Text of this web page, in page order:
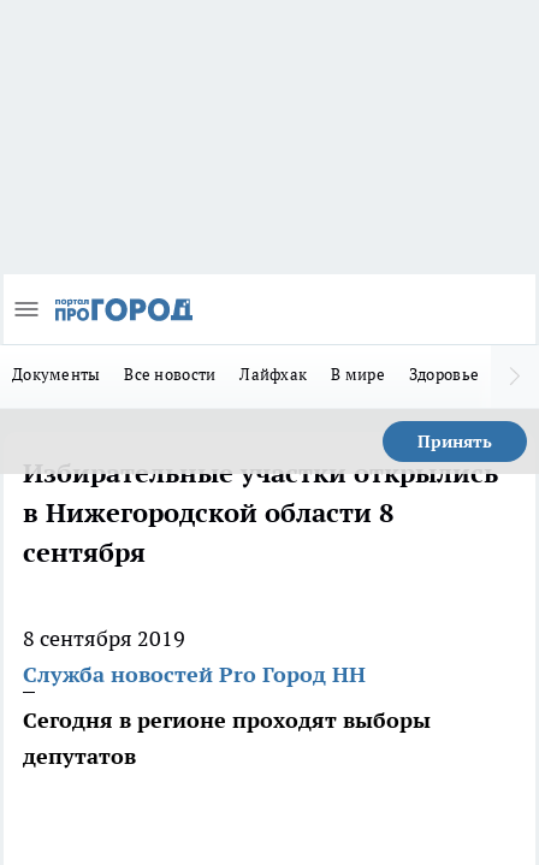
Документы Все новости Лайфхак В мире Здоровье
Принять
Избирательные участки открылись
в Нижегородской области 8
сентября
8 сентября 2019
Служба новостей Pro Город НН
Сегодня в регионе проходят выборы
депутатов